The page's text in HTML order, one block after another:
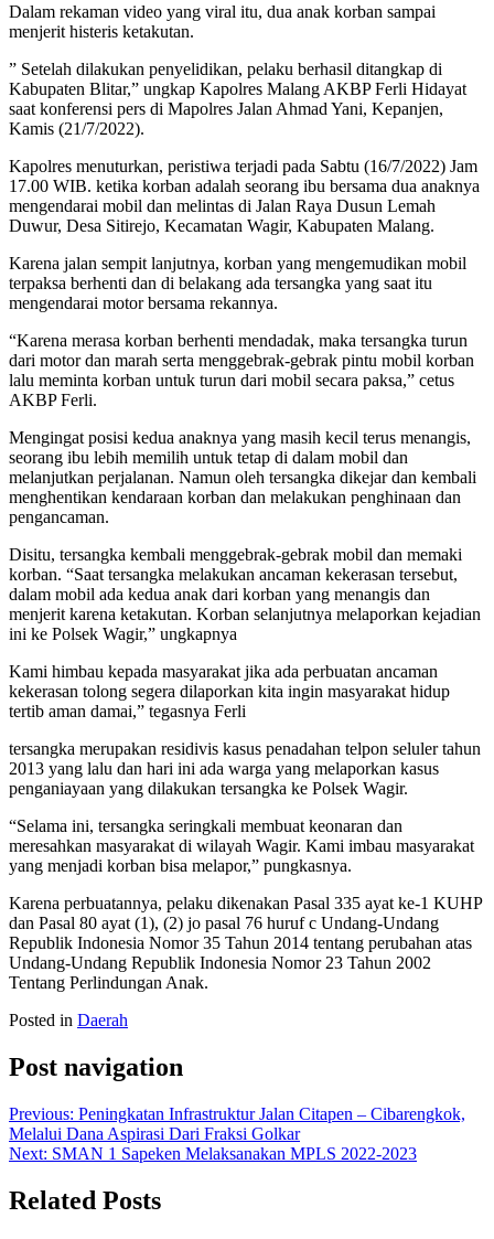
Dalam rekaman video yang viral itu, dua anak korban sampai
menjerit histeris ketakutan.
” Setelah dilakukan penyelidikan, pelaku berhasil ditangkap di
Kabupaten Blitar,” ungkap Kapolres Malang AKBP Ferli Hidayat
saat konferensi pers di Mapolres Jalan Ahmad Yani, Kepanjen,
Kamis (21/7/2022).
Kapolres menuturkan, peristiwa terjadi pada Sabtu (16/7/2022) Jam
17.00 WIB. ketika korban adalah seorang ibu bersama dua anaknya
mengendarai mobil dan melintas di Jalan Raya Dusun Lemah
Duwur, Desa Sitirejo, Kecamatan Wagir, Kabupaten Malang.
Karena jalan sempit lanjutnya, korban yang mengemudikan mobil
terpaksa berhenti dan di belakang ada tersangka yang saat itu
mengendarai motor bersama rekannya.
“Karena merasa korban berhenti mendadak, maka tersangka turun
dari motor dan marah serta menggebrak-gebrak pintu mobil korban
lalu meminta korban untuk turun dari mobil secara paksa,” cetus
AKBP Ferli.
Mengingat posisi kedua anaknya yang masih kecil terus menangis,
seorang ibu lebih memilih untuk tetap di dalam mobil dan
melanjutkan perjalanan. Namun oleh tersangka dikejar dan kembali
menghentikan kendaraan korban dan melakukan penghinaan dan
pengancaman.
Disitu, tersangka kembali menggebrak-gebrak mobil dan memaki
korban. “Saat tersangka melakukan ancaman kekerasan tersebut,
dalam mobil ada kedua anak dari korban yang menangis dan
menjerit karena ketakutan. Korban selanjutnya melaporkan kejadian
ini ke Polsek Wagir,” ungkapnya
Kami himbau kepada masyarakat jika ada perbuatan ancaman
kekerasan tolong segera dilaporkan kita ingin masyarakat hidup
tertib aman damai,” tegasnya Ferli
tersangka merupakan residivis kasus penadahan telpon seluler tahun
2013 yang lalu dan hari ini ada warga yang melaporkan kasus
penganiayaan yang dilakukan tersangka ke Polsek Wagir.
“Selama ini, tersangka seringkali membuat keonaran dan
meresahkan masyarakat di wilayah Wagir. Kami imbau masyarakat
yang menjadi korban bisa melapor,” pungkasnya.
Karena perbuatannya, pelaku dikenakan Pasal 335 ayat ke-1 KUHP
dan Pasal 80 ayat (1), (2) jo pasal 76 huruf c Undang-Undang
Republik Indonesia Nomor 35 Tahun 2014 tentang perubahan atas
Undang-Undang Republik Indonesia Nomor 23 Tahun 2002
Tentang Perlindungan Anak.
Posted in Daerah
Post navigation
Previous: Peningkatan Infrastruktur Jalan Citapen – Cibarengkok,
Melalui Dana Aspirasi Dari Fraksi Golkar
Next: SMAN 1 Sapeken Melaksanakan MPLS 2022-2023
Related Posts